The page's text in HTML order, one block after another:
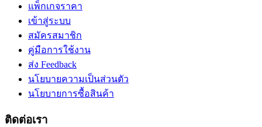
แพ็กเกจราคา
เข้าสู่ระบบ
สมัครสมาชิก
คู่มือการใช้งาน
ส่ง Feedback
นโยบายความเป็นส่วนตัว
นโยบายการซื้อสินค้า
ติดต่อเรา